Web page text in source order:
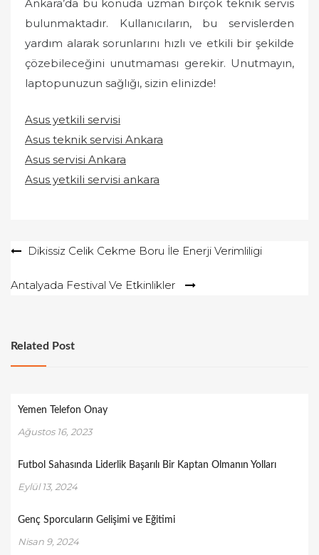
Ankara’da bu konuda uzman birçok teknik servis
bulunmaktadır. Kullanıcıların, bu servislerden
yardım alarak sorunlarını hızlı ve etkili bir şekilde
çözebileceğini unutmaması gerekir. Unutmayın,
laptopunuzun sağlığı, sizin elinizde!
Asus yetkili servisi
Asus teknik servisi Ankara
Asus servisi Ankara
Asus yetkili servisi ankara
YazıDikissiz Celik Cekme Boru İle Enerji Verimliligi
Antalyada Festival Ve Etkinlikler
Related Post
Yemen Telefon Onay
Ağustos 16, 2023
Futbol Sahasında Liderlik Başarılı Bir Kaptan Olmanın Yolları
Eylül 13, 2024
Genç Sporcuların Gelişimi ve Eğitimi
Nisan 9, 2024